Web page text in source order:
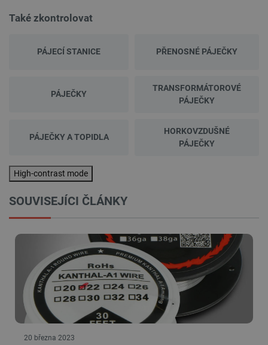
Také zkontrolovat
PÁJECÍ STANICE PŘENOSNÉ PÁJEČKY
PÁJEČKY
TRANSFORMÁTOROVÉ
PÁJEČKY
PÁJEČKY A TOPIDLA
HORKOVZDUŠNÉ
PÁJEČKY
High-contrast mode
SOUVISEJÍCI ČLÁNKY
20 března 2023